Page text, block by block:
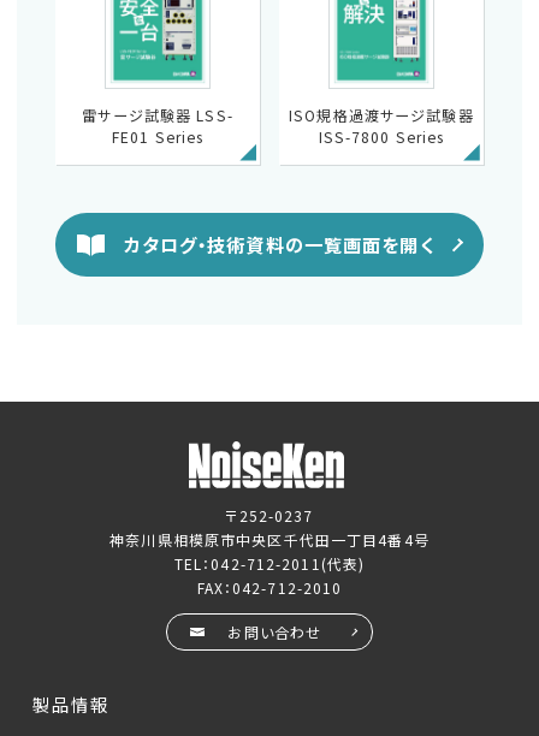
雷サージ試験器 LSS-
FE01 Series
ISO規格過渡サージ試験器
ISS-7800 Series
カタログ・技術資料の一覧画面を開く
〒252-0237
神奈川県相模原市中央区千代田一丁目4番4号
TEL：042-712-2011 (代表)
FAX：042-712-2010
お問い合わせ
製品情報